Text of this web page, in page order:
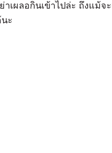
เผลอกินเข้าไปล่ะ ถึงแม้จ
ะ